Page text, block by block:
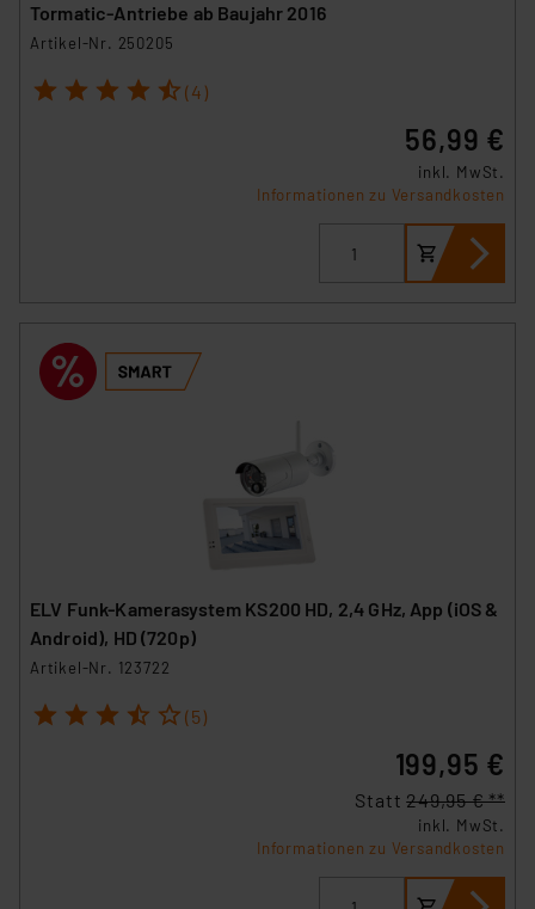
Tormatic-Antriebe ab Baujahr 2016
Artikel-Nr. 250205
1 2 3 4 5 (4)
56,99 €
inkl. MwSt.
Informationen zu Versandkosten
ELV Funk-Kamerasystem KS200 HD, 2,4 GHz, App (iOS &
Android), HD (720p)
Artikel-Nr. 123722
1 2 3 4 5 (5)
199,95 €
Statt249,95 € **
inkl. MwSt.
Informationen zu Versandkosten